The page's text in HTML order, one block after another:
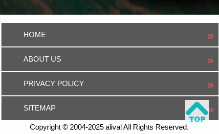
HOME
ABOUT US
PRIVACY POLICY
SITEMAP
Copyright © 2004-2025 alival All Rights Reserved.